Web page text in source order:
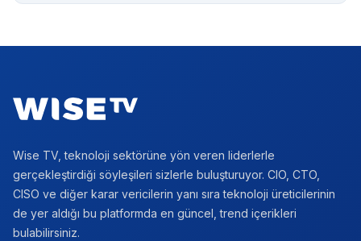
Wise TV, teknoloji sektörüne yön veren liderlerle
gerçekleştirdiği söyleşileri sizlerle buluşturuyor. CIO, CTO,
CISO ve diğer karar vericilerin yanı sıra teknoloji üreticilerinin
de yer aldığı bu platformda en güncel, trend içerikleri
bulabilirsiniz.